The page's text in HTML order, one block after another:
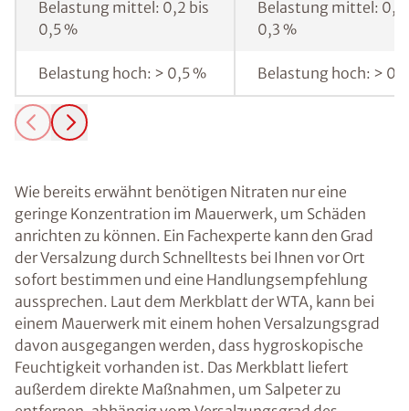
Belastung mittel: 0,2 bis
0,5 %
Belastung mittel: 0,1
0,3 %
Belastung hoch: > 0,5 % Belastung hoch: >
Wie bereits erwähnt benötigen Nitraten nur eine
geringe Konzentration im Mauerwerk, um Schäden
anrichten zu können. Ein Fachexperte kann den Grad
der Versalzung durch Schnelltests bei Ihnen vor Ort
sofort bestimmen und eine Handlungsempfehlung
aussprechen. Laut dem Merkblatt der WTA, kann bei
einem Mauerwerk mit einem hohen Versalzungsgrad
davon ausgegangen werden, dass hygroskopische
Feuchtigkeit vorhanden ist. Das Merkblatt liefert
außerdem direkte Maßnahmen, um Salpeter zu